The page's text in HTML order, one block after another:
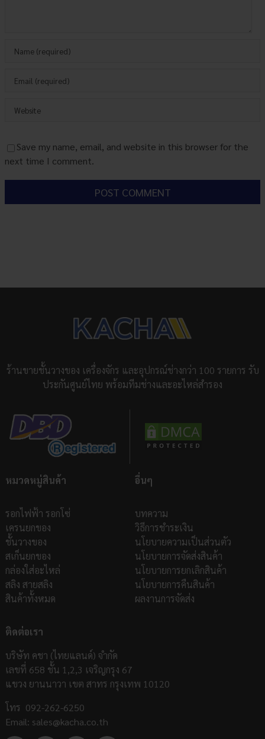
Save my name, email, and website in this browser for the
next time I comment.
ร้านขายชั้นวางของ เครื่องจักร และอุปกรณ์ช่างกว่า 100 รายการ รับ
ประกันศูนย์ไทย พร้อมทีมช่างและอะไหล่สำรอง
หมวดหมู่สินค้า
รอกไฟฟ้า รอกโซ่
เครนยกของ
ชั้นวางของ
สเก็นยกของ
กล่องใส่อะไหล่
สลิง สายสลิง
สินค้าทั้งหมด
อื่นๆ
บทความ
วิธีการชำระเงิน
นโยบายความเป็นส่วนตัว
นโยบายการจัดส่งสินค้า
นโยบายการยกเลิกสินค้า
นโยบายการคืนสินค้า
ผลงานการจัดส่ง
ติดต่อเรา
บริษัท คชา (ไทยแลนด์) จำกัด
เลขที่ 658 ชั้น 1,2,3 เจริญกรุง 67
แขวง ยานนาวา เขต สาทร กรุงเทพ 10120
โทร 092-262-6250
Email: sales@kacha.co.th